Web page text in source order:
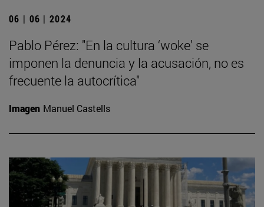
06 | 06 | 2024
Pablo Pérez: "En la cultura ‘woke’ se
imponen la denuncia y la acusación, no es
frecuente la autocrítica"
Imagen Manuel Castells